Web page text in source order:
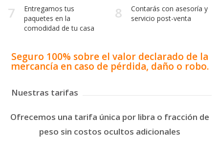
7
Entregamos tus
paquetes en la
comodidad de tu casa
8
Contarás con asesoría y
servicio post-venta
Seguro 100% sobre el valor declarado de la
mercancía en caso de pérdida, daño o robo.
Nuestras tarifas
Ofrecemos una tarifa única por libra o fracción de
peso sin costos ocultos adicionales